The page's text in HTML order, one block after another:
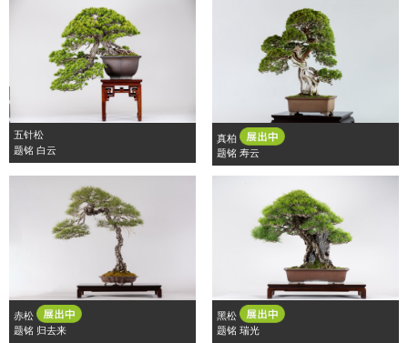
五针松
题铭 白云
真柏
题铭 寿云
赤松
题铭 归去来
黑松
题铭 瑞光